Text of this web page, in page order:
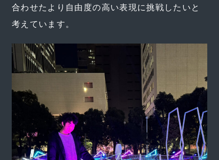
合わせたより自由度の高い表現に挑戦したいと
考えています。